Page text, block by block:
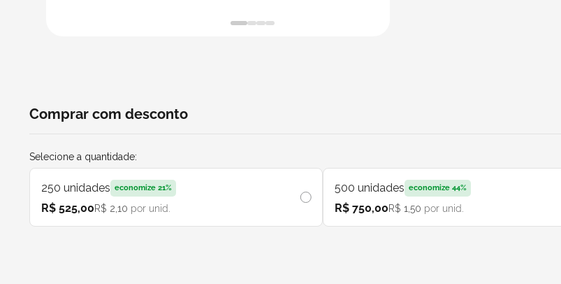
Comprar com desconto
Selecione a quantidade:
250 unidades economize 21%
R$ 525,00R$ 2,10 por unid.
500 unidades economize 44%
R$ 750,00R$ 1,50 por unid.